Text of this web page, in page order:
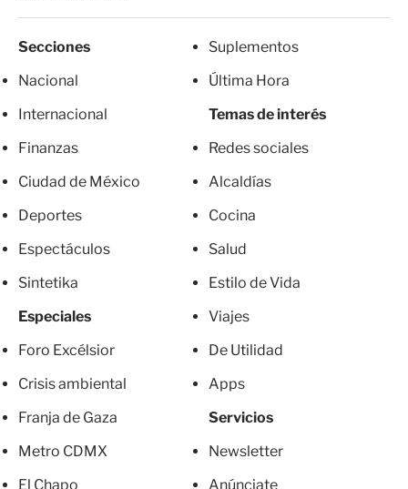
Secciones
Nacional
Internacional
Finanzas
Ciudad de México
Deportes
Espectáculos
Sintetika
Especiales
Foro Excélsior
Crisis ambiental
Franja de Gaza
Metro CDMX
El Chapo
Suplementos
Última Hora
Temas de interés
Redes sociales
Alcaldías
Cocina
Salud
Estilo de Vida
Viajes
De Utilidad
Apps
Servicios
Newsletter
Anúnciate